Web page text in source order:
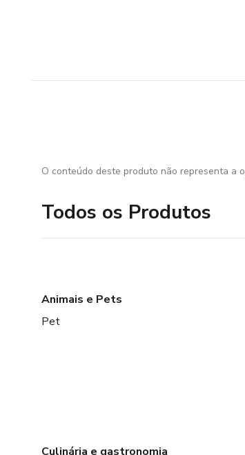
O conteúdo deste produto não representa a
Todos os Produtos
Animais e Pets
Pet
Culinária e gastronomia